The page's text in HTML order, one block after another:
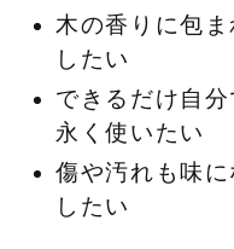
木の香りに包
したい
できるだけ自
永く使いたい
傷や汚れも味
したい